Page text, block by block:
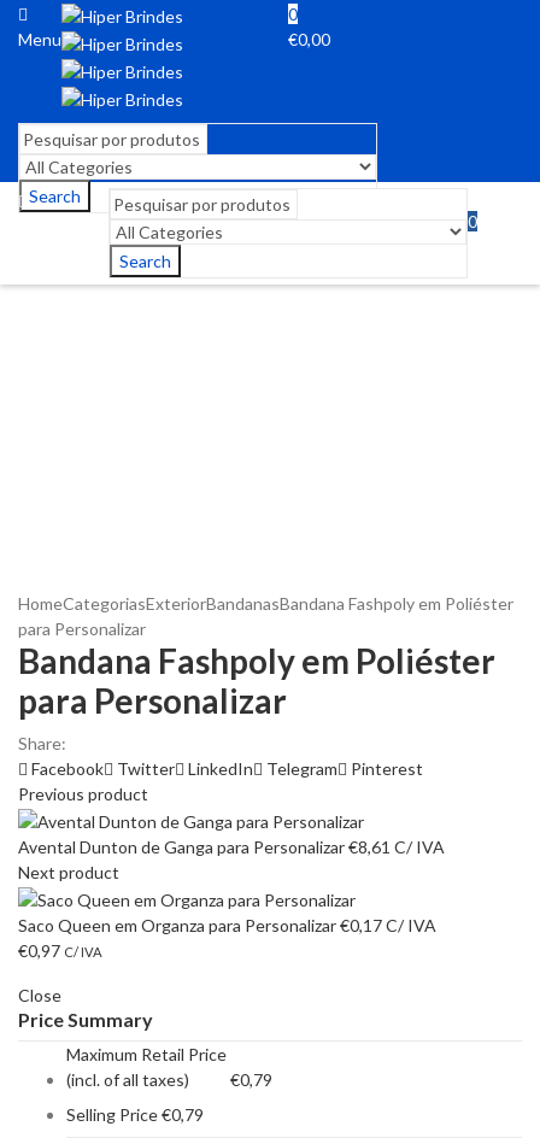
Menu
0
€0,00
Search
Search
0
HomeCategoriasExteriorBandanasBandana Fashpoly em Poliéster
para Personalizar
Bandana Fashpoly em Poliéster
para Personalizar
Share:
Facebook
Twitter LinkedIn Telegram
Pinterest
Previous product
Avental Dunton de Ganga para Personalizar€8,61 C/ IVA
Next product
Saco Queen em Organza para Personalizar€0,17C/ IVA
€0,97 C/ IVA
Close
Price Summary
Maximum Retail Price
(incl. of all taxes)
€0,79
Selling Price€0,79